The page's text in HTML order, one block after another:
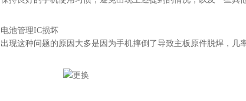
电池管理IC损坏
出现这种问题的原因大多是因为手机摔倒了导致主板原件脱焊，几